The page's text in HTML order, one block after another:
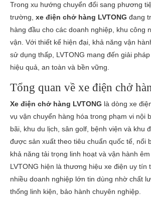
Trong xu hướng chuyển đổi sang phương
trường, xe điện chở hàng LVTONG đang
hàng đầu cho các doanh nghiệp, khu công
vận. Với thiết kế hiện đại, khả năng vận
sử dụng thấp, LVTONG mang đến giải
hiệu quả, an toàn và bền vững.
Tổng quan về xe điện chở
Xe điện chở hàng LVTONG là dòng xe
vụ vận chuyển hàng hóa trong phạm vi nội
bãi, khu du lịch, sân golf, bệnh viện và khu
được sản xuất theo tiêu chuẩn quốc tế, nổi
khả năng tải trọng linh hoạt và vận hành êm
LVTONG hiện là thương hiệu xe điện uy tín
nhiều doanh nghiệp lớn tin dùng nhờ chất
thống linh kiện, bảo hành chuyên nghiệp.